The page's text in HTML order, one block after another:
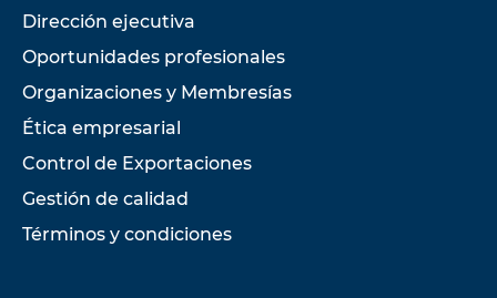
Dirección ejecutiva
Oportunidades profesionales
Organizaciones y Membresías
Ética empresarial
Control de Exportaciones
Gestión de calidad
Términos y condiciones